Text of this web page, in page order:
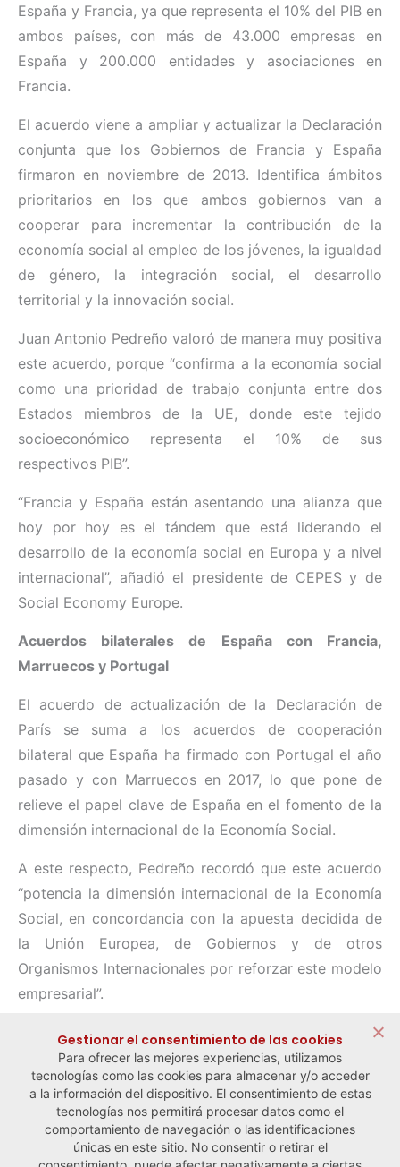
España y Francia, ya que representa el 10% del PIB en
ambos países, con más de 43.000 empresas en
España y 200.000 entidades y asociaciones en
Francia.
El acuerdo viene a ampliar y actualizar la Declaración
conjunta que los Gobiernos de Francia y España
firmaron en noviembre de 2013. Identifica ámbitos
prioritarios en los que ambos gobiernos van a
cooperar para incrementar la contribución de la
economía social al empleo de los jóvenes, la igualdad
de género, la integración social, el desarrollo
territorial y la innovación social.
Juan Antonio Pedreño valoró de manera muy positiva
este acuerdo, porque “confirma a la economía social
como una prioridad de trabajo conjunta entre dos
Estados miembros de la UE, donde este tejido
socioeconómico representa el 10% de sus
respectivos PIB”.
“Francia y España están asentando una alianza que
hoy por hoy es el tándem que está liderando el
desarrollo de la economía social en Europa y a nivel
internacional”, añadió el presidente de CEPES y de
Social Economy Europe.
Acuerdos bilaterales de España con Francia,
Marruecos y Portugal
El acuerdo de actualización de la Declaración de
París se suma a los acuerdos de cooperación
bilateral que España ha firmado con Portugal el año
pasado y con Marruecos en 2017, lo que pone de
relieve el papel clave de España en el fomento de la
dimensión internacional de la Economía Social.
A este respecto, Pedreño recordó que este acuerdo
“potencia la dimensión internacional de la Economía
Social, en concordancia con la apuesta decidida de
la Unión Europea, de Gobiernos y de otros
Organismos Internacionales por reforzar este modelo
empresarial”.
← Noticia anterior Noticia siguiente →
Gestionar el consentimiento de las cookies
Para ofrecer las mejores experiencias, utilizamos
tecnologías como las cookies para almacenar y/o acceder
a la información del dispositivo. El consentimiento de estas
tecnologías nos permitirá procesar datos como el
comportamiento de navegación o las identificaciones
únicas en este sitio. No consentir o retirar el